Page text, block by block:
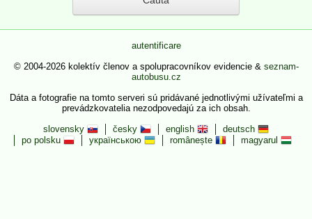
autentificare
© 2004-2026 kolektív členov a spolupracovníkov evidencie & seznam-
autobusu.cz
Dáta a fotografie na tomto serveri sú pridávané jednotlivými užívateľmi a
prevádzkovatelia nezodpovedajú za ich obsah.
slovensky
česky english
deutsch
po polsku
українською românește magyarul